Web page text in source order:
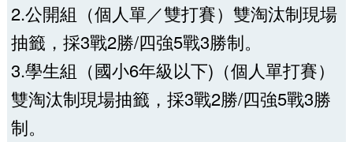
2.公開組（個人單／雙打賽）雙淘汰制現場
抽籤，採3戰2勝/四強5戰3勝制。
3.學生組（國小6年級以下)（個人單打賽）
雙淘汰制現場抽籤，採3戰2勝/四強5戰3勝
制。